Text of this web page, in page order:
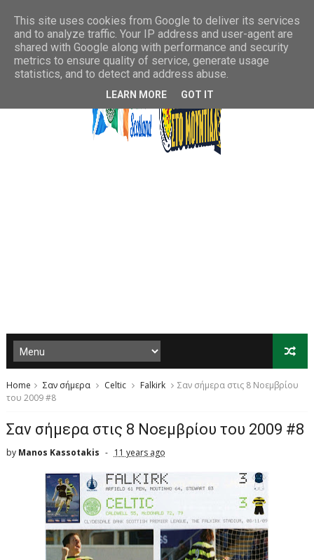
Home Σαν σήμερα Celtic Falkirk
Σαν σήμερα στις 8 Νοεμβρίου
του 2009 #8
Σαν σήμερα στις 8 Νοεμβρίου του 2009 #8
by Manos Kassotakis 11 years ago
This site uses cookies from Google to deliver its services
and to analyze traffic. Your IP address and user-agent are
shared with Google along with performance and security
metrics to ensure quality of service, generate usage
statistics, and to detect and address abuse.
LEARN MORE GOT IT